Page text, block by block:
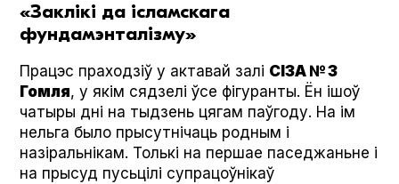
«Заклікі да ісламскага
фундамэнталізму»
Працэс праходзіў у актавай залі СІЗА № 3
Гомля, у якім сядзелі ўсе фігуранты. Ён ішоў
чатыры дні на тыдзень цягам паўгоду. На ім
нельга было прысутнічаць родным і
назіральнікам. Толькі на першае паседжаньне і
на прысуд пусьцілі супрацоўнікаў